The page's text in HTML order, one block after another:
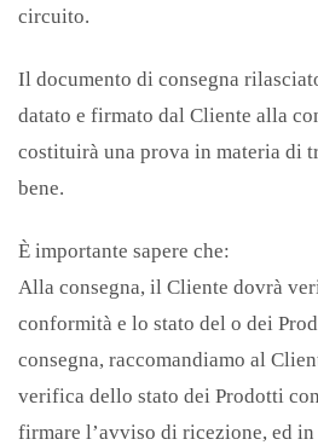
circuito.
Il documento di consegna
datato e firmato dal Cliente alla
costituirà una prova in materia di
bene.
È importante sapere che:
Alla consegna, il Cliente dovrà
conformità e lo stato del o dei
consegna, raccomandiamo al
verifica dello stato dei Prodotti
firmare l’avviso di ricezione, ed